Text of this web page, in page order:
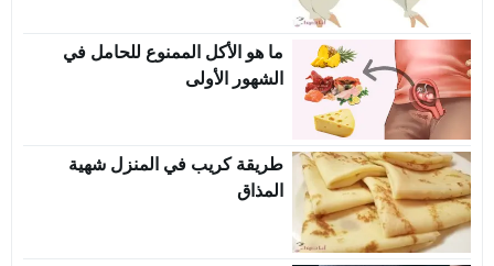
ما هو الأكل الممنوع للحامل في
الشهور الأولى
طريقة كريب في المنزل شهية
المذاق